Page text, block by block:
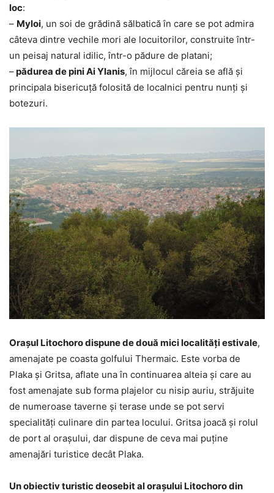
loc:
– Myloi, un soi de grădină sălbatică în care se pot admira
câteva dintre vechile mori ale locuitorilor, construite într-
un peisaj natural idilic, într-o pădure de platani;
–pădurea de pini Ai Ylanis, în mijlocul căreia se află și
principala bisericuță folosită de localnici pentru nunți și
botezuri.
Orașul Litochoro dispune de două mici localități estivale,
amenajate pe coasta golfului Thermaic. Este vorba de
Plaka și Gritsa, aflate una în continuarea alteia și care au
fost amenajate sub forma plajelor cu nisip auriu, străjuite
de numeroase taverne și terase unde se pot servi
specialități culinare din partea locului. Gritsa joacă și rolul
de port al orașului, dar dispune de ceva mai puține
amenajări turistice decât Plaka.
Un obiectiv turistic deosebit al orașului Litochoro din